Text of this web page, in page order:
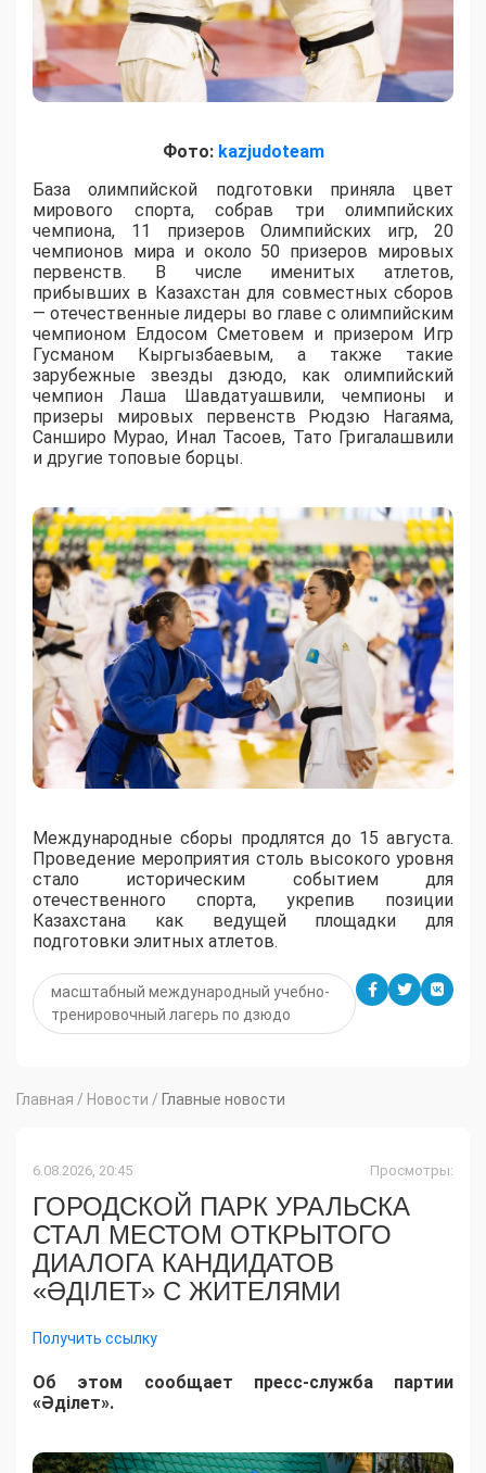
Фото: kazjudoteam
База олимпийской подготовки приняла цвет
мирового спорта, собрав три олимпийских
чемпиона, 11 призеров Олимпийских игр, 20
чемпионов мира и около 50 призеров мировых
первенств. В числе именитых атлетов,
прибывших в Казахстан для совместных сборов
— отечественные лидеры во главе с олимпийским
чемпионом Елдосом Сметовем и призером Игр
Гусманом Кыргызбаевым, а также такие
зарубежные звезды дзюдо, как олимпийский
чемпион Лаша Шавдатуашвили, чемпионы и
призеры мировых первенств Рюдзю Нагаяма,
Санширо Мурао, Инал Тасоев, Тато Григалашвили
и другие топовые борцы.
Международные сборы продлятся до 15 августа.
Проведение мероприятия столь высокого уровня
стало историческим событием для
отечественного спорта, укрепив позиции
Казахстана как ведущей площадки для
подготовки элитных атлетов.
масштабный международный учебно-
тренировочный лагерь по дзюдо
Главная / Новости / Главные новости
6.08.2026, 20:45 Просмотры:
ГОРОДСКОЙ ПАРК УРАЛЬСКА
СТАЛ МЕСТОМ ОТКРЫТОГО
ДИАЛОГА КАНДИДАТОВ
«ӘДІЛЕТ» С ЖИТЕЛЯМИ
Получить ссылку
Об этом сообщает пресс-служба партии
«Әділет».